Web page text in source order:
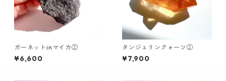
ガーネットinマイカ②
¥6,600
タンジェリンクォーツ②
¥7,900